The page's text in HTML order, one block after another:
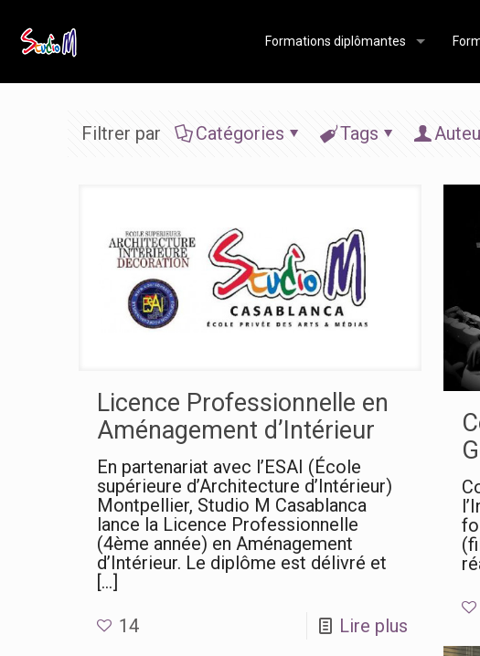
Formations diplômantes
Filtrer par Catégories Tags
Licence Professionnelle en
Aménagement d’Intérieur
En partenariat avec l’ESAI (École
supérieure d’Architecture d’Intérieur)
Montpellier, Studio M Casablanca
lance la Licence Professionnelle
(4ème année) en Aménagement
d’Intérieur. Le diplôme est délivré et
[…]
14
Lire plus